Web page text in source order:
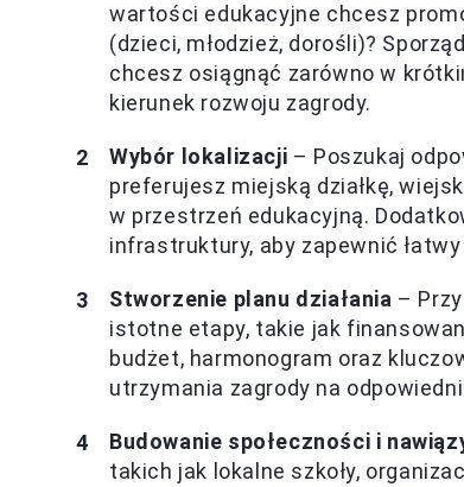
wartości edukacyjne chcesz
(dzieci, młodzież, dorośli)?
chcesz osiągnąć zarówno w
kierunek rozwoju zagrody.
Wybór lokalizacji – Poszukaj
preferujesz miejską działkę,
w przestrzeń edukacyjną.
infrastruktury, aby zapewnić
Stworzenie planu działania –
istotne etapy, takie jak
budżet, harmonogram oraz
utrzymania zagrody na
Budowanie społeczności i
takich jak lokalne szkoły,